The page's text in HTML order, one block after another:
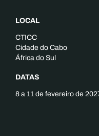
LOCAL
CTICC
Cidade do Cabo
África do Sul
DATAS
8 a 11 de fevereiro de